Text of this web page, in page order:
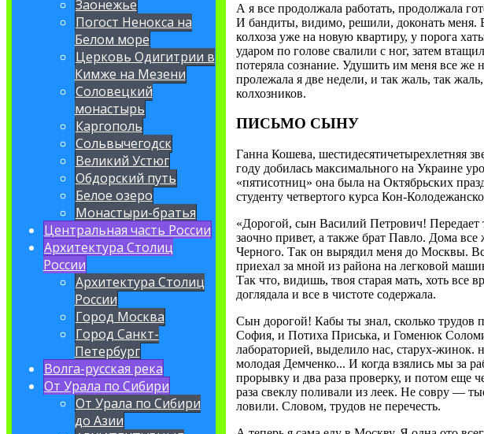
Заонежье
Погост Ненокса на
Белом море
Церковь Одигитрии в
Кимже на Мезени
Соловецкий
монастырь
Каргополь
Сольвычегодск
Великий Устюг
Обдорский путь
Белое озеро
Монастыри-братья
Центральная часть России
Архитектура Столиц
России
Архитектура Столиц
России
Город Москва
Город Санкт-
Петербург
Волга-русская река
От Урала по Сибири
От Урала по Сибири
до Азии
А я все продолжала работать, продолжала
И бандиты, видимо, решили, доконать меня.
колхоза уже на новую квартиру, у порога
ударом по голове свалили с ног, затем
потеряла сознание. Удушить им меня все
пролежала я две недели, и так жаль, так
колхозников.
ПИСЬМО СЫНУ
Ганна Кошева, шестидесятичетырехлетняя
году добилась максимального на Украине
«пятисотниц» она была на Октябрьских
студенту четвертого курса Кон-
«Дорогой, сын Василий Петрович! Передает
заочно привет, а также брат Павло. Дома
Черного. Так он вырядил меня до Москвы.
приехал за мной из района на легковой
Так что, видишь, твоя старая мать, хоть все
доглядала и все в чистоте содержала.
Сын дорогой! Кабы ты знал, сколько трудов
София, и Потиха Приська, и Гоменюк
лабораторией, выделило нас, старух-жинок.
молодая Демченко... И когда взялись мы за
прорывку и два раза проверку, и потом еще
раза свеклу поливали из леек. Не совру —
ловили. Словом, трудов не перечесть.